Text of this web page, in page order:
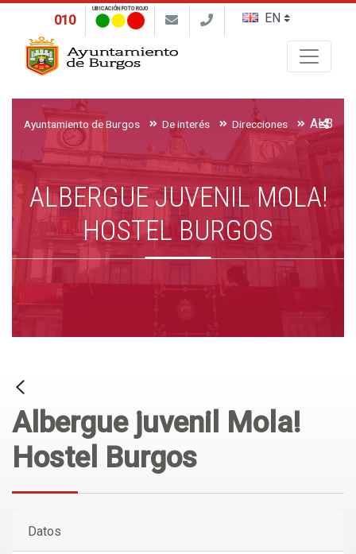
010
UBICACIÓN FOTO ROJO
Ayuntamiento de Burgos De interés Direcciones
ALBERGUE JUVENIL MOLA!
HOSTEL BURGOS
Albergue juvenil Mola!
Hostel Burgos
Datos